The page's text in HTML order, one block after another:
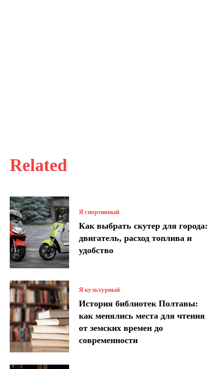
Related
Я спортивный
Как выбрать скутер для города:
двигатель, расход топлива и
удобство
Я культурный
История библиотек Полтавы:
как менялись места для чтения
от земских времен до
современности